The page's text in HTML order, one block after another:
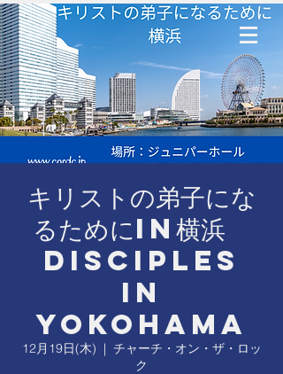
キリストの弟子にな
るためにin横浜
Disciples
in
Yokohama
12月19日(木)
  |
チャーチ・オン・ザ・ロッ
ク